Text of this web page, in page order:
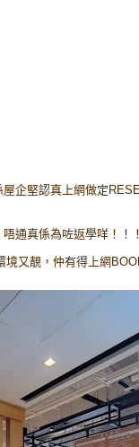
企堅認真上網做定
通真係為咗返學咩！！
又靚，仲有得上網